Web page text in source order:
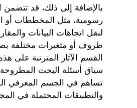
بالإضافة إلى ذلك، قد تتضمن
رسومية، مثل المخططات أو
لنقل اتجاهات البيانات
ظروف أو متغيرات مختلفة
القسم الآثار المترتبة على
سياق أسئلة البحث
تساهم في الجسم المعرفي
والتطبيقات المحتملة في